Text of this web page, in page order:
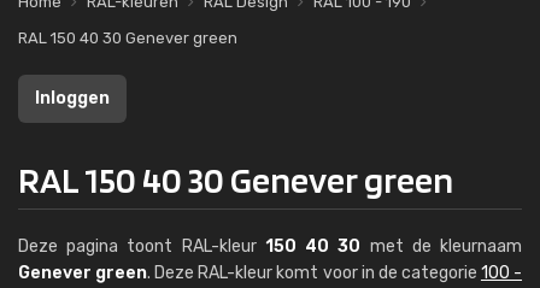
RAL 150 40 30 Genever green
Inloggen
RAL 150 40 30 Genever green
Deze pagina toont RAL-kleur 150 40 30 met de kleurnaam
Genever green. Deze RAL-kleur komt voor in de categorie 100 -